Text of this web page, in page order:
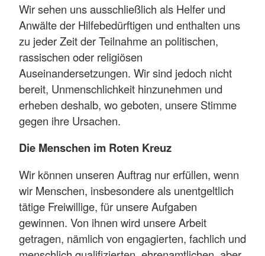
Wir sehen uns ausschließlich als Helfer und
Anwälte der Hilfebedürftigen und enthalten uns
zu jeder Zeit der Teilnahme an politischen,
rassischen oder religiösen
Auseinandersetzungen. Wir sind jedoch nicht
bereit, Unmenschlichkeit hinzunehmen und
erheben deshalb, wo geboten, unsere Stimme
gegen ihre Ursachen.
Die Menschen im Roten Kreuz
Wir können unseren Auftrag nur erfüllen, wenn
wir Menschen, insbesondere als unentgeltlich
tätige Freiwillige, für unsere Aufgaben
gewinnen. Von ihnen wird unsere Arbeit
getragen, nämlich von engagierten, fachlich und